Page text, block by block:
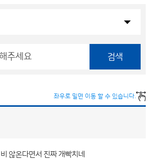
검색
좌우로 밀면 이동 할 수 있습니다.
비 않온다면서 진짜 개빡치네